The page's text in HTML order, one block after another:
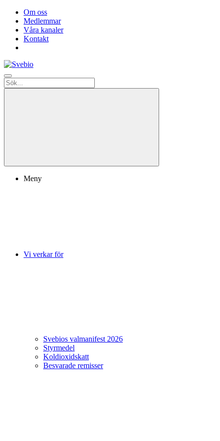
Om oss
Medlemmar
Våra kanaler
Kontakt
Meny
Vi verkar för
Svebios valmanifest 2026
Styrmedel
Koldioxidskatt
Besvarade remisser